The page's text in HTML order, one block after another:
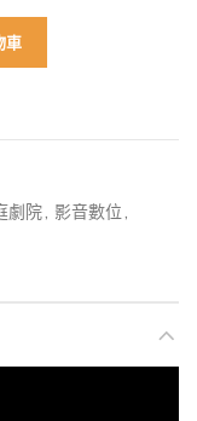
艦環繞天空聲霸 HT-
車
劇院, 影音數位,